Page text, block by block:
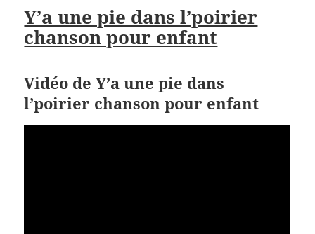
Y’a une pie dans l’poirier
chanson pour enfant
Vidéo de Y’a une pie dans
l’poirier chanson pour enfant